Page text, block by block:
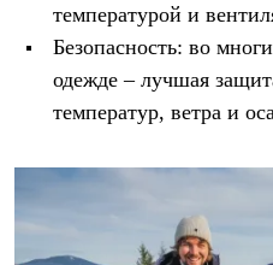
Теплое термобелье
Среднее термобелье
Флисовая одежда
Куртки
Утепленная пухом
Брюки
температурой и
Безопасность: во
одежде – лучшая
температур, ветра и